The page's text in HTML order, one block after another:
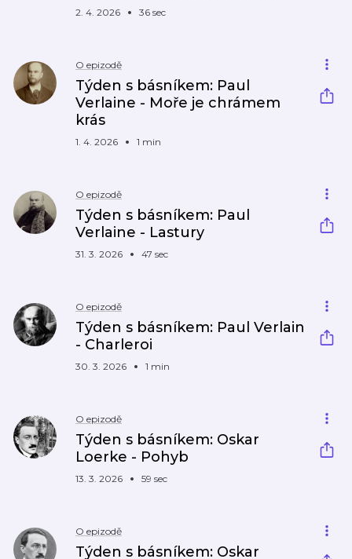
2. 4. 2026 36 sec
O epizodě
Týden s básníkem: Paul
Verlaine - Moře je chrámem
krás
1. 4. 2026 1 min
O epizodě
Týden s básníkem: Paul
Verlaine - Lastury
31. 3. 2026 47 sec
O epizodě
Týden s básníkem: Paul Verlain
- Charleroi
30. 3. 2026 1 min
O epizodě
Týden s básníkem: Oskar
Loerke - Pohyb
13. 3. 2026 59 sec
O epizodě
Týden s básníkem: Oskar